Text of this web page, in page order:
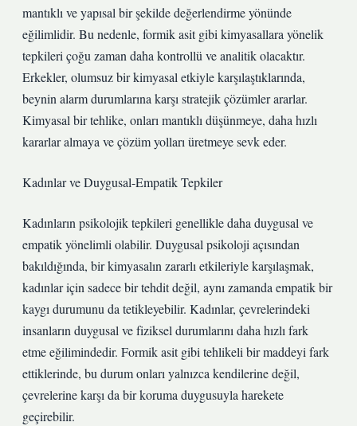
mantıklı ve yapısal bir şekilde değerlendirme yönünde
eğilimlidir. Bu nedenle, formik asit gibi kimyasallara yönelik
tepkileri çoğu zaman daha kontrollü ve analitik olacaktır.
Erkekler, olumsuz bir kimyasal etkiyle karşılaştıklarında,
beynin alarm durumlarına karşı stratejik çözümler ararlar.
Kimyasal bir tehlike, onları mantıklı düşünmeye, daha hızlı
kararlar almaya ve çözüm yolları üretmeye sevk eder.
Kadınlar ve Duygusal-Empatik Tepkiler
Kadınların psikolojik tepkileri genellikle daha duygusal ve
empatik yönelimli olabilir. Duygusal psikoloji açısından
bakıldığında, bir kimyasalın zararlı etkileriyle karşılaşmak,
kadınlar için sadece bir tehdit değil, aynı zamanda empatik bir
kaygı durumunu da tetikleyebilir. Kadınlar, çevrelerindeki
insanların duygusal ve fiziksel durumlarını daha hızlı fark
etme eğilimindedir. Formik asit gibi tehlikeli bir maddeyi fark
ettiklerinde, bu durum onları yalnızca kendilerine değil,
çevrelerine karşı da bir koruma duygusuyla harekete
geçirebilir.